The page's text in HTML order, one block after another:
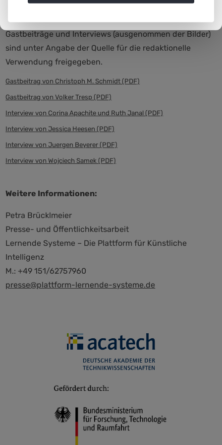
Gastbeiträge und Interviews (ausgenommen der Bilder)
sind unter Angabe der Quelle für die redaktionelle
Verwendung freigegeben.
Gastbeitrag von Christoph M. Schmidt (PDF)
Gastbeitrag von Volker Tresp (PDF)
Interview von Corina Apachite und Ruth Janal (PDF)
Interview von Jessica Heesen (PDF)
Interview von Juergen Beyerer (PDF)
Interview von Wojciech Samek (PDF)
Weitere Informationen:
Petra Brücklmeier
Presse- und Öffentlichkeitsarbeit
Lernende Systeme – Die Plattform für Künstliche
Intelligenz
M.: +49 151/62757960
presse@plattform-lernende-systeme.de